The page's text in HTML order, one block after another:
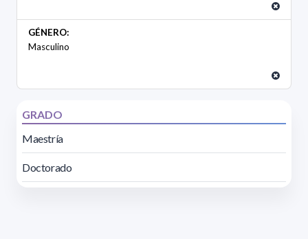
GÉNERO:
Masculino
GRADO
Maestría
Doctorado